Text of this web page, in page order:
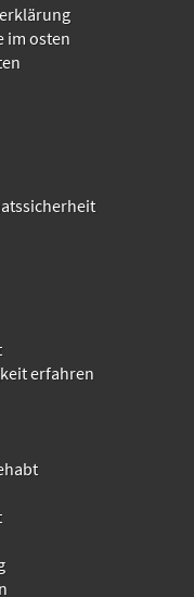
im osten
erfahren